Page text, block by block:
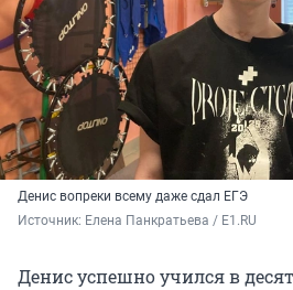
Денис вопреки всему даже сдал ЕГЭ
Источник: Елена Панкратьева / E1.RU
Денис успешно учился в